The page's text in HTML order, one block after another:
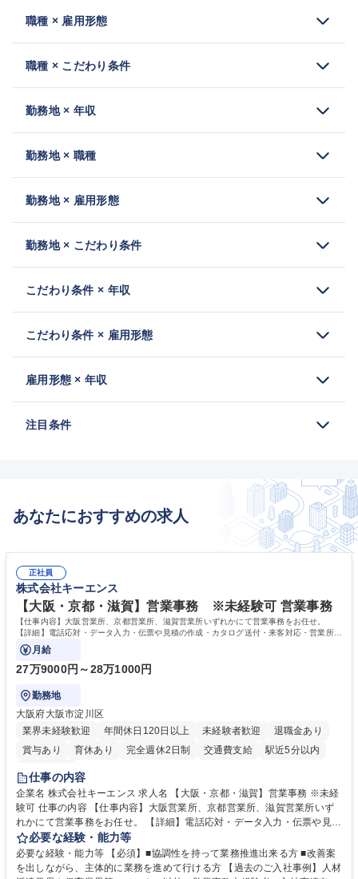
職種 × 雇用形態
職種 × こだわり条件
勤務地 × 年収
勤務地 × 職種
勤務地 × 雇用形態
勤務地 × こだわり条件
こだわり条件 × 年収
こだわり条件 × 雇用形態
雇用形態 × 年収
注目条件
あなたにおすすめの求人
正社員
株式会社キーエンス
【大阪・京都・滋賀】営業事務 ※未経験可 営業事務
【仕事内容】大阪営業所、京都営業所、滋賀営業所いずれかにて営業事務をお任せ。
【詳細】電話応対・データ入力・伝票や見積の作成・カタログ送付・来客対応・営業所内
で発生する事務業務や業務改善をお任せ。
月給
27万9000円～28万1000円
勤務地
大阪府大阪市淀川区
業界未経験歓迎
年間休日120日以上 未経験者歓迎
退職金あり
賞与あり
育休あり 完全週休2日制 交通費支給
駅近5分以内
土日祝休み
仕事の内容
企業名 株式会社キーエンス 求人名 【大阪・京都・滋賀】営業事務 ※未経
験可 仕事の内容 【仕事内容】大阪営業所、京都営業所、滋賀営業所いず
れかにて営業事務をお任せ。 【詳細】電話応対・データ入力・伝票や見積
の作成・カタログ送付・来客対応・営業所内で発生する事務業務や業務改
善をお任せ。 【教育制度】ご入社後、育成担当とペアになりながらOJTに
て業務を覚えていただくことが可能です。業務システムがきちんと構築さ
必要な経験・能力等
必要な経験・能力等 【必須】■協調性を持って業務推進出来る方 ■改善案
を出しながら、主体的に業務を進めて行ける方 【過去のご入社事例】人材